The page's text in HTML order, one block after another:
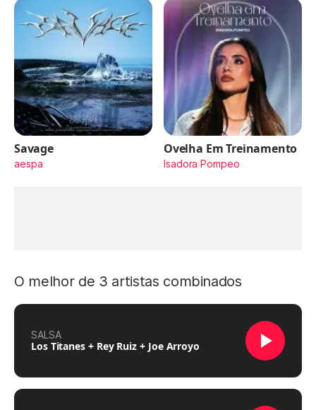
Savage
aespa
Ovelha Em Treinamento
Isadora Pompeo
O melhor de 3 artistas combinados
SALSA
Los Titanes + Rey Ruiz + Joe Arroyo